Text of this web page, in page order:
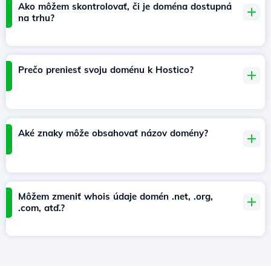
Ako môžem skontrolovať, či je doména dostupná
na trhu?
Prečo preniesť svoju doménu k Hostico?
Aké znaky môže obsahovať názov domény?
Môžem zmeniť whois údaje domén .net, .org,
.com, atď.?